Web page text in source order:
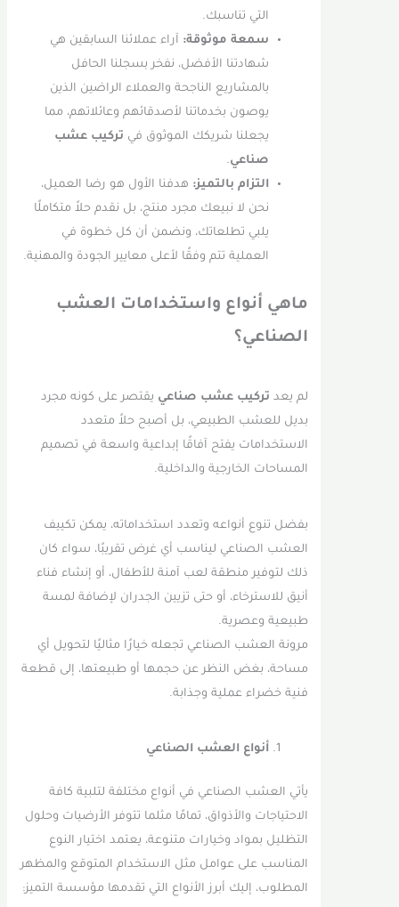
التي تناسبك.
سمعة موثوقة:آراء عملائنا السابقين هي
شهادتنا الأفضل، نفخر بسجلنا الحافل
بالمشاريع الناجحة والعملاء الراضين الذين
يوصون بخدماتنا لأصدقائهم وعائلاتهم، مما
يجعلنا شريكك الموثوق فيتركيب عشب
صناعي.
التزام بالتميز:هدفنا الأول هو رضا العميل،
نحن لا نبيعك مجرد منتج، بل نقدم حلاً متكاملًا
يلبي تطلعاتك، ونضمن أن كل خطوة في
العملية تتم وفقًا لأعلى معايير الجودة والمهنية.
ماهي أنواع واستخدامات العشب
الصناعي؟
لم يعدتركيب عشب صناعييقتصر على كونه مجرد
بديل للعشب الطبيعي، بل أصبح حلاً متعدد
الاستخدامات يفتح آفاقًا إبداعية واسعة في تصميم
المساحات الخارجية والداخلية.
بفضل تنوع أنواعه وتعدد استخداماته، يمكن تكييف
العشب الصناعي ليناسب أي غرض تقريبًا، سواء كان
ذلك لتوفير منطقة لعب آمنة للأطفال، أو إنشاء فناء
أنيق للاسترخاء، أو حتى تزيين الجدران لإضافة لمسة
طبيعية وعصرية.
مرونة العشب الصناعي تجعله خيارًا مثاليًا لتحويل أي
مساحة، بغض النظر عن حجمها أو طبيعتها، إلى قطعة
فنية خضراء عملية وجذابة.
أنواع العشب الصناعي
يأتي العشب الصناعي في أنواع مختلفة لتلبية كافة
الاحتياجات والأذواق، تمامًا مثلما تتوفر الأرضيات وحلول
التظليل بمواد وخيارات متنوعة، يعتمد اختيار النوع
المناسب على عوامل مثل الاستخدام المتوقع والمظهر
المطلوب، إليك أبرز الأنواع التي تقدمها مؤسسة التميز: